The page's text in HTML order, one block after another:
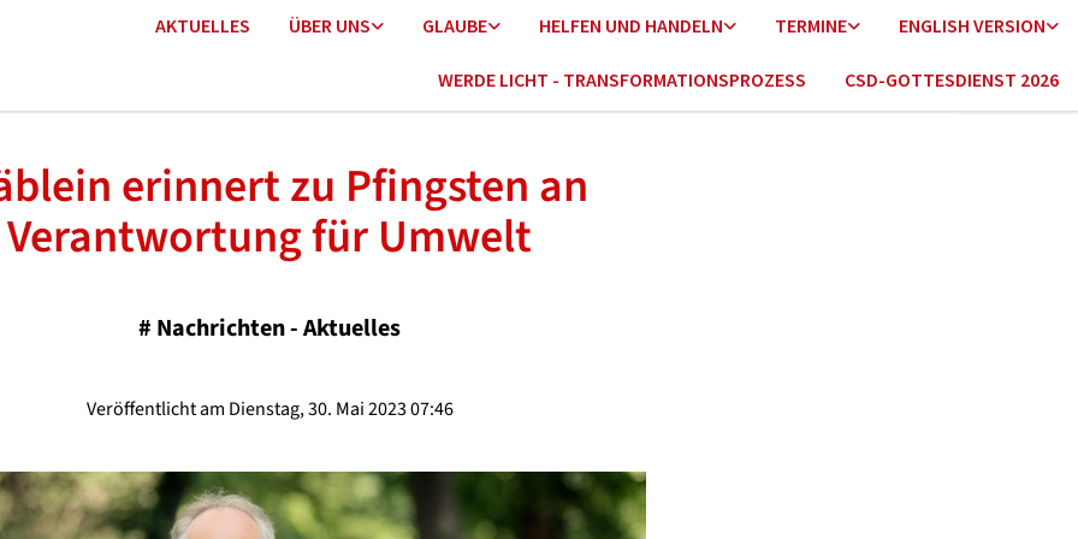
AKTUELLES ÜBER UNS GLAUBE HELFEN UND HANDELN TERMINE ENGLISH VERSION
WERDE LICHT - TRANSFORMATIONSPROZESS CSD-GOTTESDIENST 2026
erinnert zu Pfingsten an
Verantwortung für Umwelt
# Nachrichten - Aktuelles
Veröffentlicht am Dienstag, 30. Mai 2023 07:46